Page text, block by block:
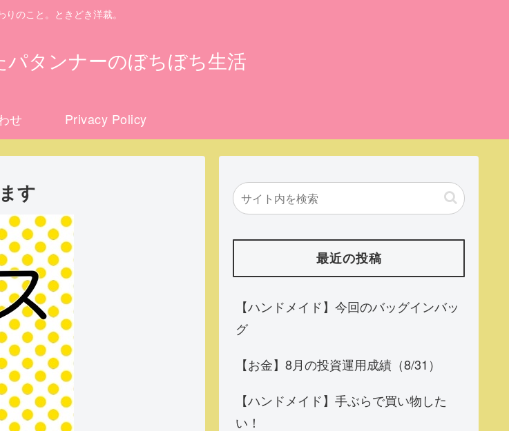
りのこと。ときどき洋裁。
タンナーのぼちぼち生活
せ Privacy Policy
す
最近の投稿
【ハンドメイド】今回のバッグインバッ
グ
【お金】8月の投資運用成績（8/31）
【ハンドメイド】手ぶらで買い物した
い！